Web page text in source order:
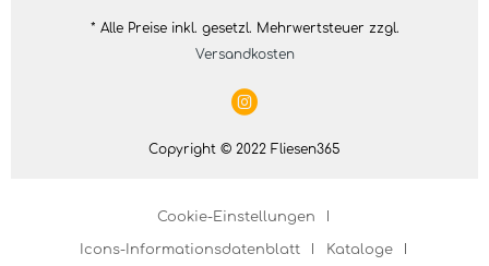
* Alle Preise inkl. gesetzl. Mehrwertsteuer zzgl.
Versandkosten
Copyright © 2022 Fliesen365
Cookie-Einstellungen
Icons-Informationsdatenblatt Kataloge